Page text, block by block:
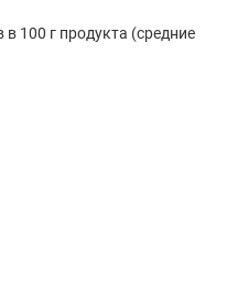
100 г продукта (средние